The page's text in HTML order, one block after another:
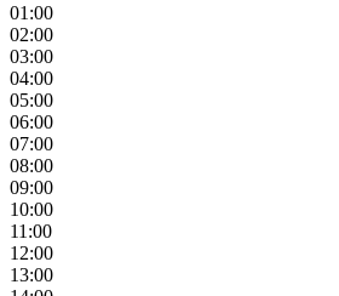
01:00
02:00
03:00
04:00
05:00
06:00
07:00
08:00
09:00
10:00
11:00
12:00
13:00